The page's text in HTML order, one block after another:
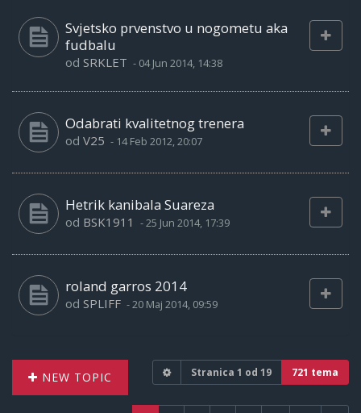
Svjetsko prvenstvo u nogometu aka
fudbalu
od SRKLET - 04 Jun 2014, 14:38
Odabrati kvalitetnog trenera
od V25 - 14 Feb 2012, 20:07
Hetrik kanibala Suareza
od BSK1911 -25 Jun 2014, 17:39
roland garros 2014
od SPLIFF -20 Maj 2014, 09:59
NEW TOPIC Stranica 1 od 19 721 tema